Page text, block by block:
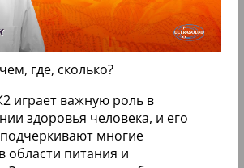
где, сколько?
играет важную роль в
здоровья человека, и его
многие
области питания и